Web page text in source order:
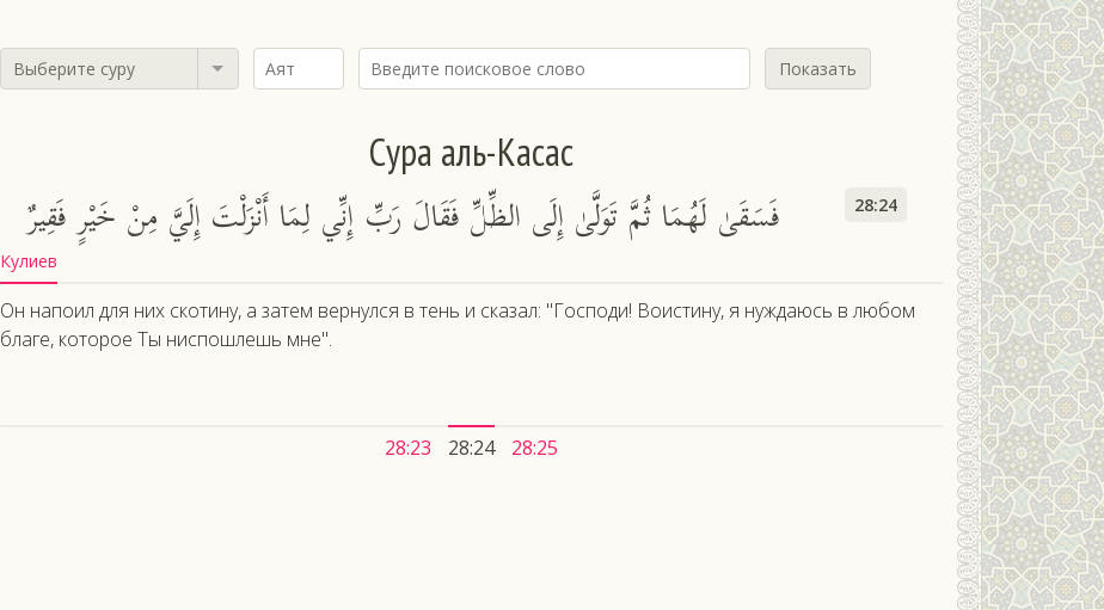
Выберите суру Показать
Сура аль-Касас
فَسَقَىٰ لَهُمَا ثُمَّ تَوَلَّىٰ إِلَى الظِّلِّ فَقَالَ رَبِّ إِنِّي لِمَا أَنْزَلْتَ إِلَيَّ مِنْ خَيْرٍ فَقِيرٌ 28:24
Кулиев
Он напоил для них скотину, а затем вернулся в тень и сказал: "Господи! Воистину, я нуждаюсь в любом
благе, которое Ты ниспошлешь мне".
28:23 28:24 28:25